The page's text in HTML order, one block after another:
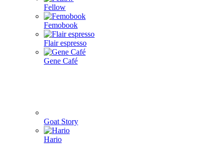
Fellow
Femobook
Flair espresso
Gene Café
Goat Story
Hario